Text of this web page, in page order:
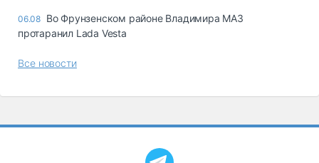
06.08 Во Фрунзенском районе Владимира МАЗ
протаранил Lada Vesta
Все новости